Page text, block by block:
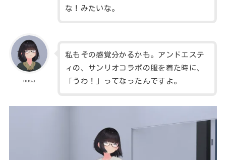
な！みたいな。
nusa
私もその感覚分かるかも。アンドエステ
ィの、サンリオコラボの服を着た時に、
「うわ！」ってなったんですよ。